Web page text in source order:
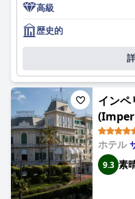
Wi-Fiサービスは、接続の
両論ありますが、ホテルの
ール、サウナ、トルコ式バ
エリアなどのスパ施設、そ
で若返るような体験を提供
駐車場を見つけるのが難し
ービスの利便性は、高額に
ゲストは、ホテルが提供す
さと安全性を高く評価して
ベッドに関するゲストのフ
潔さを指摘し、肯定的なも
感じる人もいましたが、こ
い隠すものではありません
高級
歴史的
インペ
ホテル
9.3 素